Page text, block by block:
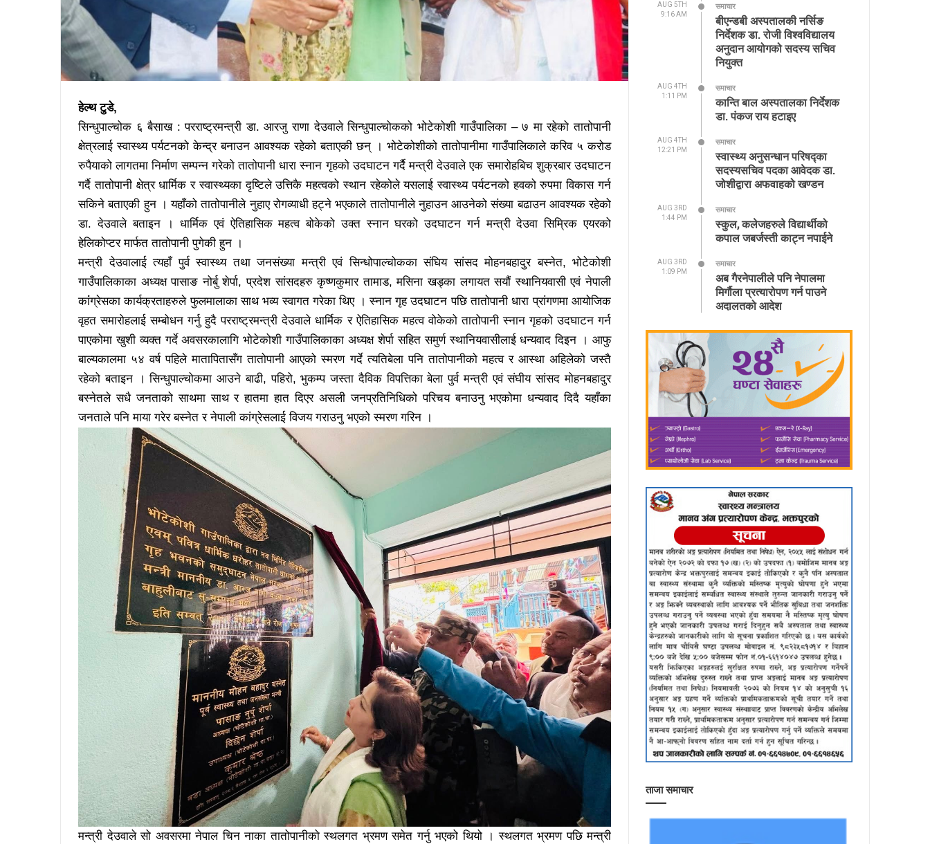
हेल्थ टुडे,
सिन्धुपाल्चोक ६ बैसाख : परराष्ट्रमन्त्री डा. आरजु राणा देउवाले सिन्धुपाल्चोकको भोटेकोशी गाउँपालिका – ७ मा रहेको तातोपानी
क्षेत्रलाई स्वास्थ्य पर्यटनको केन्द्र बनाउन आवश्यक रहेको बताएकी छन् । भोटेकोशीको तातोपानीमा गाउँपालिकाले करिव ५ करोड
रुपैयाको लागतमा निर्माण सम्पन्न गरेको तातोपानी धारा स्नान गृहको उदघाटन गर्दै मन्त्री देउवाले एक समारोहबिच शुक्रबार उदघाटन
गर्दै तातोपानी क्षेत्र धार्मिक र स्वास्थ्यका दृष्टिले उत्तिकै महत्वको स्थान रहेकोले यसलाई स्वास्थ्य पर्यटनको हवको रुपमा विकास गर्न
सकिने बताएकी हुन । यहाँको तातोपानीले नुहाए रोगव्याधी हट्ने भएकाले तातोपानीले नुहाउन आउनेको संख्या बढाउन आवश्यक रहेको
डा. देउवाले बताइन । धार्मिक एवं ऐतिहासिक महत्व बोकेको उक्त स्नान घरको उदघाटन गर्न मन्त्री देउवा सिम्रिक एयरको
हेलिकोप्टर मार्फत तातोपानी पुगेकी हुन ।
मन्त्री देउवालाई त्यहाँ पुर्व स्वास्थ्य तथा जनसंख्या मन्त्री एवं सिन्धोपाल्चोकका संघिय सांसद मोहनबहादुर बस्नेत, भोटेकोशी
गाउँपालिकाका अध्यक्ष पासाङ नोर्बु शेर्पा, प्रदेश सांसदहरु कृष्णकुमार तामाड, मसिना खड्का लगायत सयौं स्थानियवासी एवं नेपाली
कांंग्रेसका कार्यक्रताहरुले फुलमालाका साथ भव्य स्वागत गरेका थिए । स्नान गृह उदघाटन पछि तातोपानी धारा प्रांगणमा आयोजिक
वृहत समारोहलाई सम्बोधन गर्नु हुदै परराष्ट्रमन्त्री देउवाले धार्मिक र ऐतिहासिक महत्व वोकेको तातोपानी स्नान गृहको उदघाटन गर्न
पाएकोमा खुशी व्यक्त गर्दे अवसरकालागि भोटेकोशी गाउँपालिकाका अध्यक्ष शेर्पा सहित समुर्ण स्थानियवासीलाई धन्यवाद दिइन । आफु
बाल्यकालमा ५४ वर्ष पहिले मातापितासँग तातोपानी आएको स्मरण गर्दे त्यतिबेला पनि तातोपानीको महत्व र आस्था अहिलेको जस्तै
रहेको बताइन । सिन्धुपाल्चोकमा आउने बाढी, पहिरो, भुकम्प जस्ता दैविक विपत्तिका बेला पुर्व मन्त्री एवं संघीय सांसद मोहनबहादुर
बस्नेतले सधै जनताको साथमा साथ र हातमा हात दिएर असली जनप्रतिनिधिको परिचय बनाउनु भएकोमा धन्यवाद दिदै यहाँका
जनताले पनि माया गरेर बस्नेत र नेपाली कांग्रेसलाई विजय गराउनु भएको स्मरण गरिन ।
मन्त्री देउवाले सो अवसरमा नेपाल चिन नाका तातोपानीको स्थलगत भ्रमण समेत गर्नु भएको थियो । स्थलगत भ्रमण पछि मन्त्री
AUG 5TH
9:16 AM
समाचार
बीएन्डबी अस्पतालकी नर्सिङ
निर्देशक डा. रोजी विश्वविद्यालय
अनुदान आयोगको सदस्य सचिव
नियुक्त
AUG 4TH
1:11 PM
समाचार
कान्ति बाल अस्पतालका निर्देशक
डा. पंकज राय हटाइए
AUG 4TH
12:21 PM
समाचार
स्वास्थ्य अनुसन्धान परिषद्का
सदस्यसचिव पदका आवेदक डा.
जोशीद्वारा अफवाहको खण्डन
AUG 3RD
1:44 PM
समाचार
स्कुल, कलेजहरुले विद्यार्थीको
कपाल जबर्जस्ती काट्न नपाईने
AUG 3RD
1:09 PM
समाचार
अब गैरनेपालीले पनि नेपालमा
मिर्गौला प्रत्यारोपण गर्न पाउने
अदालतको आदेश
ताजा समाचार